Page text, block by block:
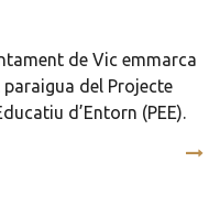
de Vic emmarca
del Projecte
d’Entorn (PEE).